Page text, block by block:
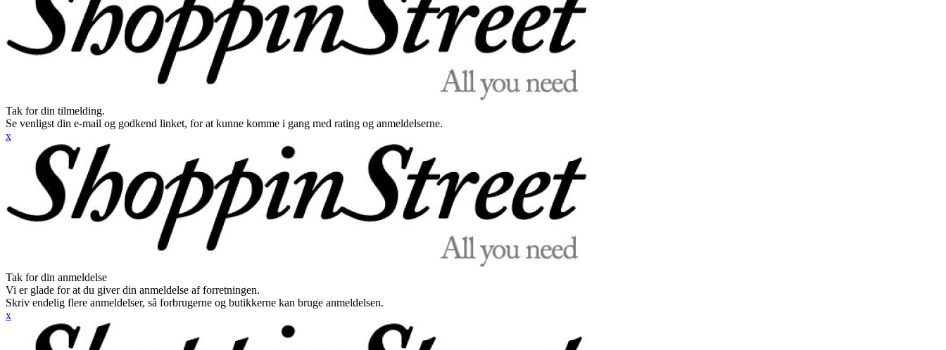
Tak for din tilmelding.
Se venligst din e-mail og godkend linket, for at kunne komme i gang med rating og anmeldelserne.
x
Tak for din anmeldelse
Vi er glade for at du giver din anmeldelse af forretningen.
Skriv endelig flere anmeldelser, så forbrugerne og butikkerne kan bruge anmeldelsen.
x